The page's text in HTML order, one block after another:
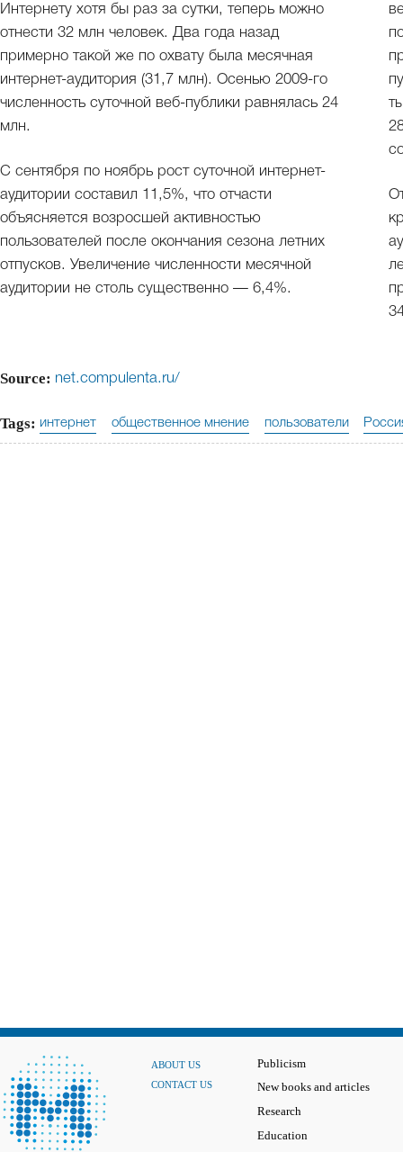
Интернету хотя бы раз за сутки, теперь можно
отнести 32 млн человек. Два года назад
примерно такой же по охвату была месячная
интернет-аудитория (31,7 млн). Осенью 2009-го
численность суточной веб-публики равнялась 24
млн.
С сентября по ноябрь рост суточной интернет-
аудитории составил 11,5%, что отчасти
объясняется возросшей активностью
пользователей после окончания сезона летних
отпусков. Увеличение численности месячной
аудитории не столь существенно — 6,4%.
Source: net.compulenta.ru/
Tags: интернет общественное мнение пользователи
ABOUT US
CONTACT US
Publicism
New books and articles
Research
Education